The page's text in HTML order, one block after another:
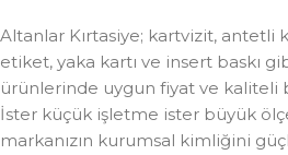
Altanlar Kırtasiye; kartvizit, antetli
etiket, yaka kartı ve insert baskı
ürünlerinde uygun fiyat ve kaliteli
İster küçük işletme ister büyük
markanızın kurumsal kimliğini